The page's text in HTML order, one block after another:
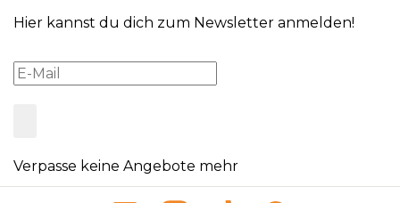
Hier kannst du dich zum Newsletter anmelden!
Verpasse keine Angebote mehr